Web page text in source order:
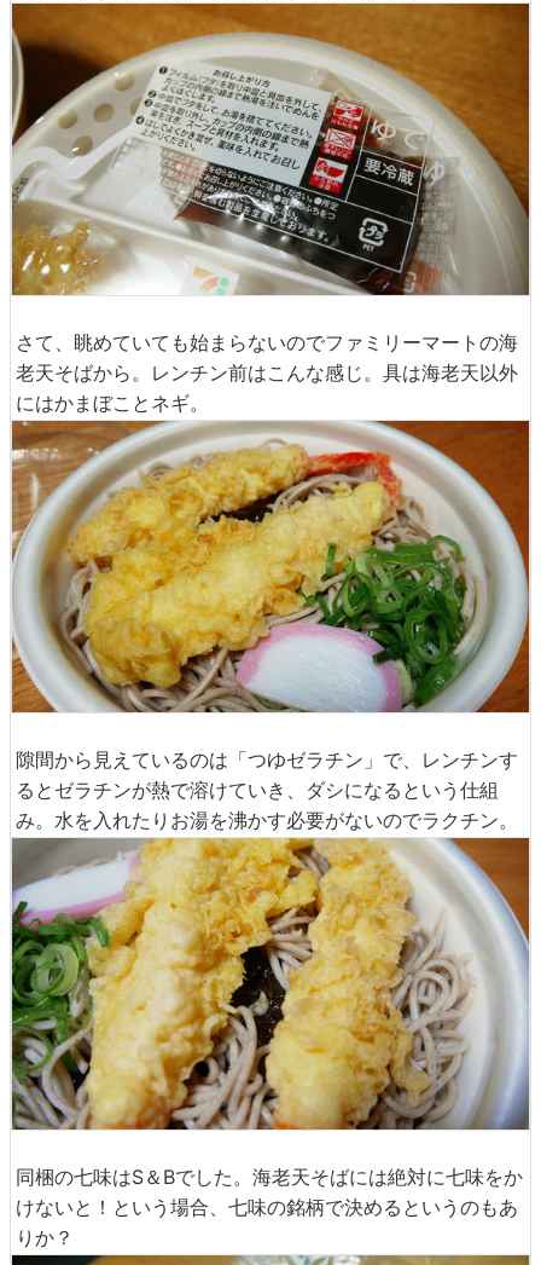
さて、眺めていても始まらないのでファミリーマートの海
老天そばから。レンチン前はこんな感じ。具は海老天以外
にはかまぼことネギ。
隙間から見えているのは「つゆゼラチン」で、レンチンす
るとゼラチンが熱で溶けていき、ダシになるという仕組
み。水を入れたりお湯を沸かす必要がないのでラクチン。
同梱の七味はS＆Bでした。海老天そばには絶対に七味をか
けないと！という場合、七味の銘柄で決めるというのもあ
りか？